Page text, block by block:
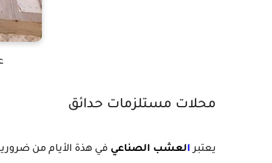
محلات مستلزمات حدائق
يعتبر العشب الصناعي في هذة الأيام من